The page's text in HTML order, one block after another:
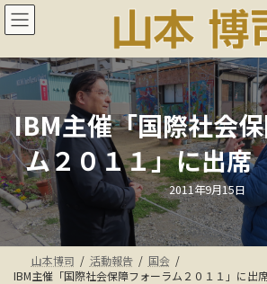
コ
ン
ン
ツ
へ
ス
キ
ッ
プ
ナ
ビ
ー
シ
ョ
ン
に
移
動
IBM主催「国際社会
ム２０１１」に出席
最
終
更
新
日
時
2011年9月15日
山本博司 活動報告
国会
IBM主催「国際社会保障フォーラム２０１１」に出席